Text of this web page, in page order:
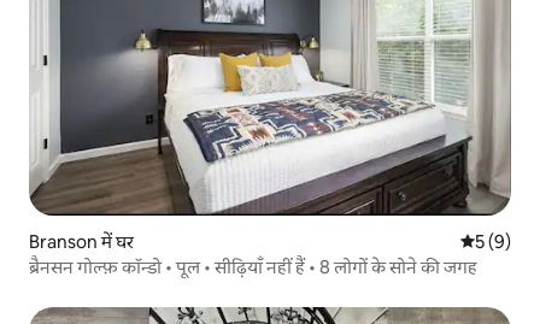
Branson में घर औसत रेटिंग
5 (9)
ब्रैनसन गोल्फ़ कॉन्डो • पूल • सीढ़ियाँ नहीं हैं • 8 लोगों के सोने की जगह